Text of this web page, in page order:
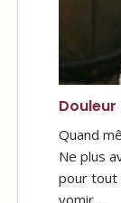
Quand
Ne plus
pour tout